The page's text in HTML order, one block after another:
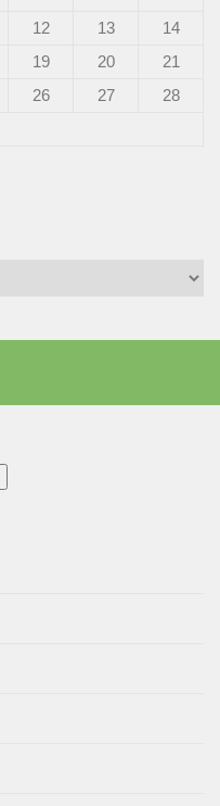
12 13
14
19 20
21
26 27
28